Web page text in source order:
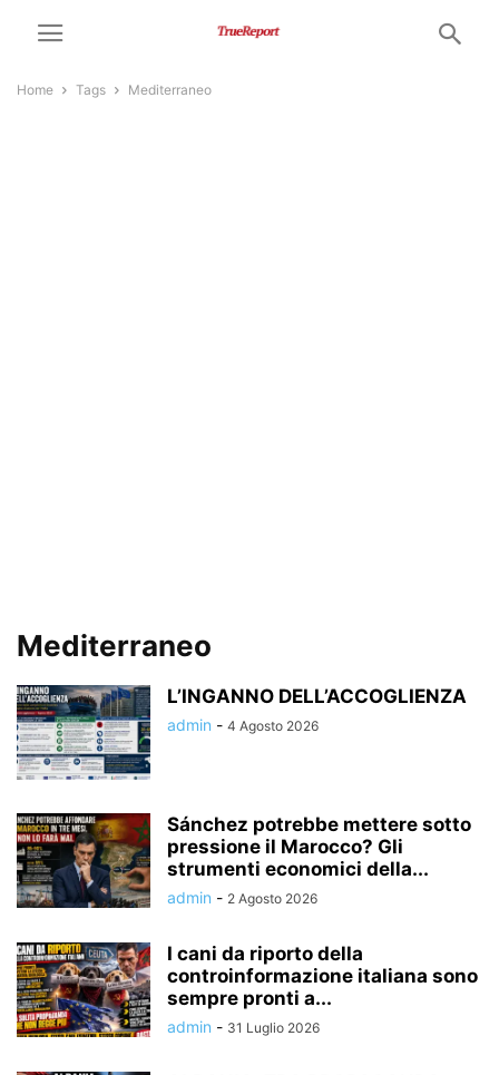
Home Tags Mediterraneo
Mediterraneo
L’INGANNO DELL’ACCOGLIENZA
admin - 4 Agosto 2026
Sánchez potrebbe mettere sotto
pressione il Marocco? Gli
strumenti economici della...
admin - 2 Agosto 2026
I cani da riporto della
controinformazione italiana sono
sempre pronti a...
admin - 31 Luglio 2026